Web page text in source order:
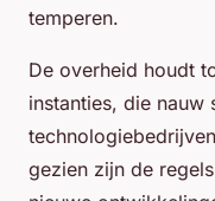
temperen.
De overheid houdt
instanties, die nauw
gezien zijn de